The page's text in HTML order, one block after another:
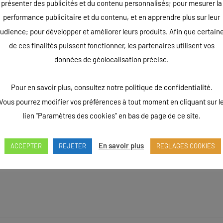
présenter des publicités et du contenu personnalisés; pour mesurer la
performance publicitaire et du contenu, et en apprendre plus sur leur
pour développer et améliorer leurs produits. Afin que
de ces finalités puissent fonctionner, les partenaires utilisent vos
données de géolocalisation précise.
Pour en savoir plus, consultez notre politique de confidentialité.
pourrez modifier vos préférences à tout moment en cliquant sur
lien "Paramètres des cookies" en bas de page de ce site.
ACCEPTER REJETER En savoir plus REGLAGES COOKIES